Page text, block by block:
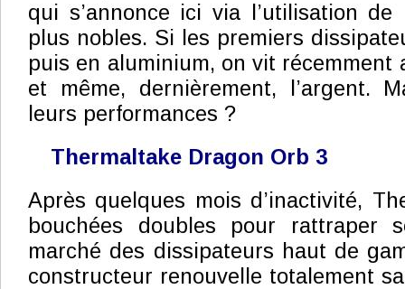
qui s’annonce ici via l’utilisation
plus nobles. Si les premiers
puis en aluminium, on vit récemment
et même, dernièrement, l’argent.
leurs performances ?
Thermaltake Dragon Orb 3
Après quelques mois d’inactivité,
bouchées doubles pour rattraper
marché des dissipateurs haut de
constructeur renouvelle totalement